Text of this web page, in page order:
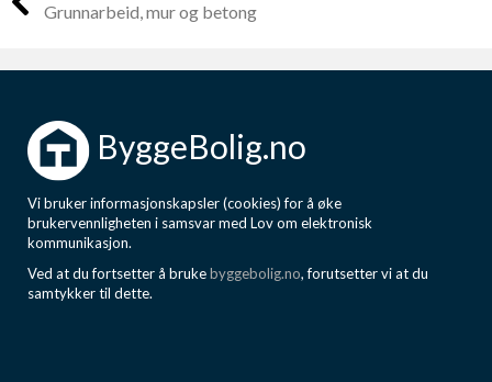
Grunnarbeid, mur og betong
ByggeBolig.no
Vi bruker informasjonskapsler (cookies) for å øke
brukervennligheten i samsvar med Lov om elektronisk
kommunikasjon.
Ved at du fortsetter å brukebyggebolig.no, forutsetter vi at du
samtykker til dette.